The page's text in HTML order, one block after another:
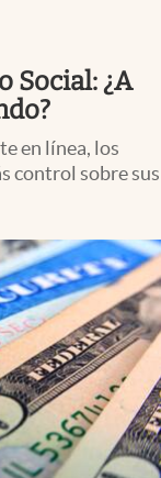
Social: ¿A
en línea, los
control sobre sus